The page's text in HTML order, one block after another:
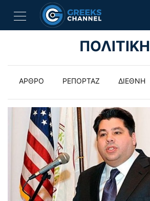
ΠΟΛΙΤΙΚΗ
ΑΡΘΡΟ ΡΕΠΟΡΤΑΖ ΔΙΕΘΝΗ